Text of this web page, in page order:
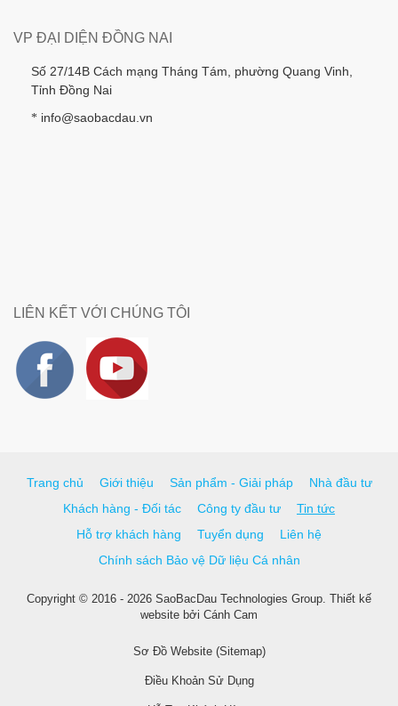
VP ĐẠI DIỆN ĐỒNG NAI
Số 27/14B Cách mạng Tháng Tám, phường Quang Vinh,
Tỉnh Đồng Nai
* info@saobacdau.vn
LIÊN KẾT VỚI CHÚNG TÔI
Trang chủ Giới thiệu Sản phẩm - Giải pháp
Nhà đầu tư
Khách hàng - Đối tác
Công ty đầu tư
Tin tức
Hỗ trợ khách hàng
Tuyển dụng
Liên hệ
Chính sách Bảo vệ Dữ liệu Cá nhân
Copyright © 2016 - 2026 SaoBacDau Technologies Group. Thiết kế
website bởi Cánh Cam
Sơ Đồ Website (Sitemap)
Điều Khoản Sử Dụng